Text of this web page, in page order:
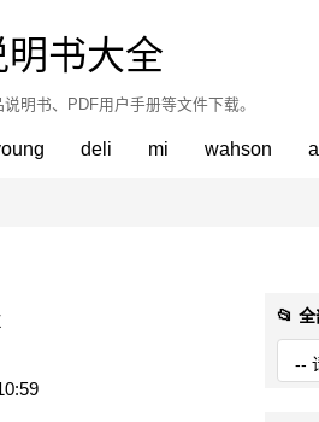
明书大全
明书、PDF用户手册等文件下载。
deli mi wahson
📂 全